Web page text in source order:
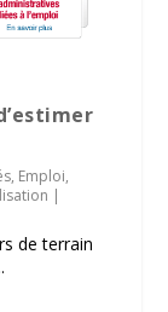
, Emploi,
|
de terrain